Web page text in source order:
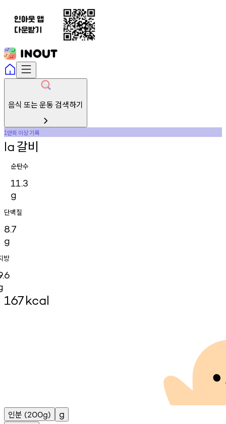
음식 또는 운동 검색하기
1만회 이상기록
la갈비
순탄수
11.3
g
단백질
8.7
g
방
167kcal
인분 (200g) g